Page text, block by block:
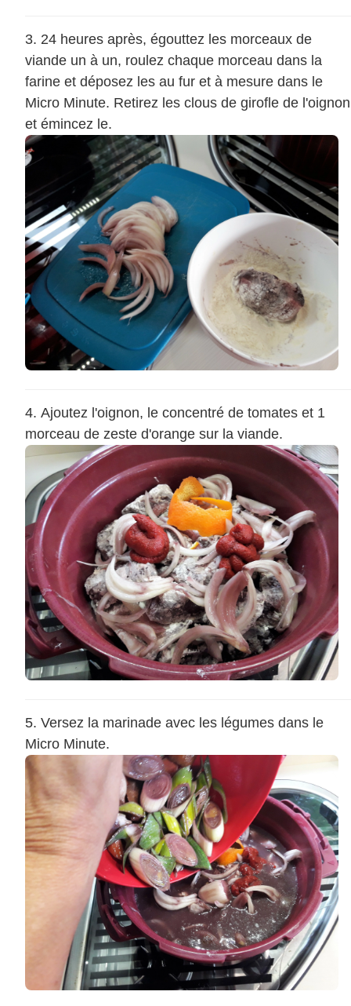
24 heures après, égouttez les morceaux de
viande un à un, roulez chaque morceau dans la
farine et déposez les au fur et à mesure dans le
Micro Minute. Retirez les clous de girofle de l'oignon
et émincez le.
Ajoutez l'oignon, le concentré de tomates et 1
morceau de zeste d'orange sur la viande.
Versez la marinade avec les légumes dans le
Micro Minute.